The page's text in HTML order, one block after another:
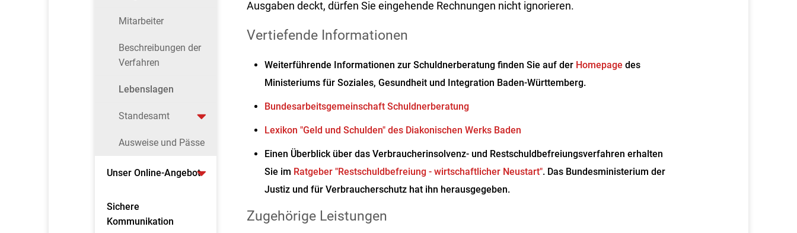
Mitarbeiter
Beschreibungen der
Verfahren
Lebenslagen
Standesamt
Ausweise und Pässe
Unser Online-Angebot
Sichere
Kommunikation
Ausgaben deckt, dürfen Sie eingehende Rechnungen nicht ignorieren.
Vertiefende Informationen
Weiterführende Informationen zur Schuldnerberatung finden Sie auf der Homepage des
Ministeriums für Soziales, Gesundheit und Integration Baden-Württemberg.
Bundesarbeitsgemeinschaft Schuldnerberatung
Lexikon "Geld und Schulden" des Diakonischen Werks Baden
Einen Überblick über das Verbraucherinsolvenz- und Restschuldbefreiungsverfahren erhalten
Sie im Ratgeber "Restschuldbefreiung - wirtschaftlicher Neustart". Das Bundesministerium der
Justiz und für Verbraucherschutz hat ihn herausgegeben.
Zugehörige Leistungen